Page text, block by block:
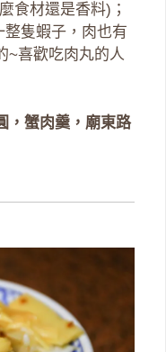
食材還是香料)；
隻蝦子，肉也有
~喜歡吃肉丸的人
，蟹肉羹，廟東路